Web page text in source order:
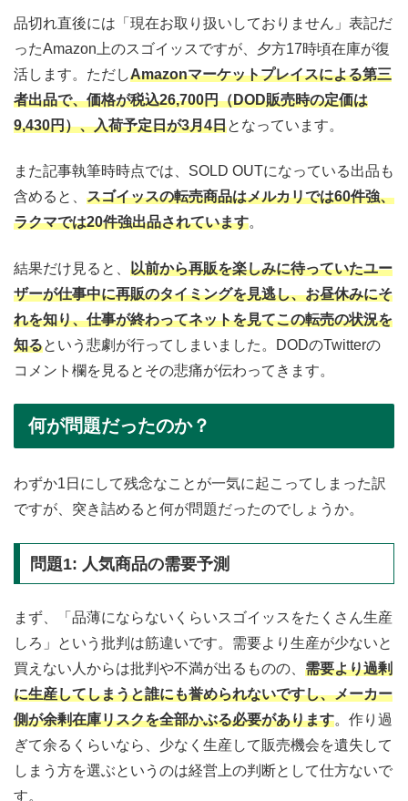
品切れ直後には「現在お取り扱いしておりません」表記だ
ったAmazon上のスゴイッスですが、夕方17時頃在庫が復
活します。ただしAmazonマーケットプレイスによる第三
者出品で、価格が税込26,700円（DOD販売時の定価は
9,430円）、入荷予定日が3月4日となっています。
また記事執筆時時点では、SOLD OUTになっている出品も
含めると、 スゴイッスの転売商品はメルカリでは60件強、
ラクマでは20件強出品されています。
結果だけ見ると、 以前から再販を楽しみに待っていたユー
ザーが仕事中に再販のタイミングを見逃し、お昼休みにそ
れを知り、仕事が終わってネットを見てこの転売の状況を
知るという悲劇が行ってしまいました。DODのTwitterの
コメント欄を見るとその悲痛が伝わってきます。
何が問題だったのか？
わずか1日にして残念なことが一気に起こってしまった訳
ですが、突き詰めると何が問題だったのでしょうか。
問題1: 人気商品の需要予測
まず、「品薄にならないくらいスゴイッスをたくさん生産
しろ」という批判は筋違いです。需要より生産が少ないと
買えない人からは批判や不満が出るものの、 需要より過剰
に生産してしまうと誰にも誉められないですし、メーカー
側が余剰在庫リスクを全部かぶる必要があります。作り過
ぎて余るくらいなら、少なく生産して販売機会を遺失して
しまう方を選ぶというのは経営上の判断として仕方ないで
す。